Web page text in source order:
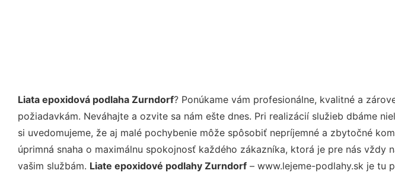
Liata epoxidová podlaha Zurndorf? Ponúkame vám profesionálne, kvalitné a
požiadavkám. Neváhajte a ozvite sa nám ešte dnes. Pri realizácií služieb dbáme
si uvedomujeme, že aj malé pochybenie môže spôsobiť nepríjemné a zbytočné
úprimná snaha o maximálnu spokojnosť každého zákazníka, ktorá je pre nás
vašim službám. Liate epoxidové podlahy Zurndorf – www.lejeme-podlahy.sk je tu